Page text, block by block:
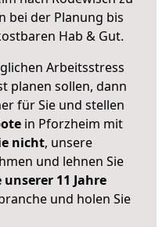
bei der Planung bis
Hab & Gut.
Arbeitsstress
planen sollen, dann
für Sie und stellen
in Pforzheim mit
nicht, unsere
und lehnen Sie
11 Jahre
und holen Sie